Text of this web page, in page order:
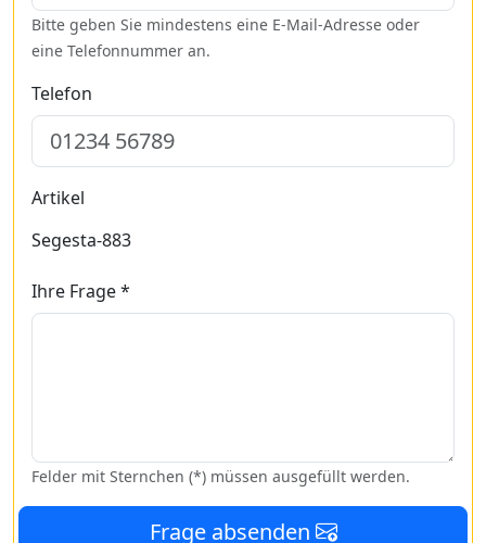
Bitte geben Sie mindestens eine E-Mail-Adresse oder
eine Telefonnummer an.
Telefon
Artikel
Segesta-883
Ihre Frage *
Felder mit Sternchen (*) müssen ausgefüllt werden.
Frage absenden